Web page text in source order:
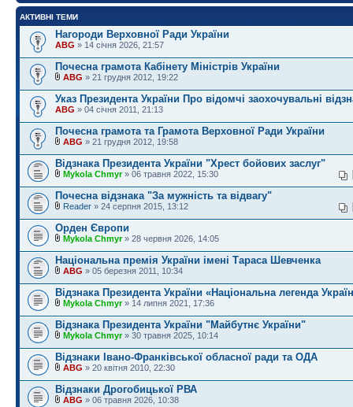
АКТИВНІ ТЕМИ
Нагороди Верховної Ради України
ABG » 14 січня 2026, 21:57
Почесна грамота Кабінету Міністрів України
ABG » 21 грудня 2012, 19:22
Указ Президента України Про відомчі заохочувальні
ABG » 04 січня 2011, 21:13
Почесна грамота та Грамота Верховної Ради України
ABG » 21 грудня 2012, 19:58
Відзнака Президента України "Хрест бойових заслуг"
Mykola Chmyr» 06 травня 2022, 15:30
Почесна відзнака "За мужність та відвагу"
Reader » 24 серпня 2015, 13:12
Орден Європи
Mykola Chmyr» 28 червня 2026, 14:05
Національна премія України імені Тараса Шевченка
ABG » 05 березня 2011, 10:34
Відзнака Президента України «Національна легенда
Mykola Chmyr» 14 липня 2021, 17:36
Відзнака Президента України "Майбутнє України"
Mykola Chmyr» 30 травня 2025, 10:14
Відзнаки Івано-Франківської обласної ради та ОДА
ABG » 20 квітня 2010, 22:30
Відзнаки Дрогобицької РВА
ABG » 06 травня 2026, 10:38